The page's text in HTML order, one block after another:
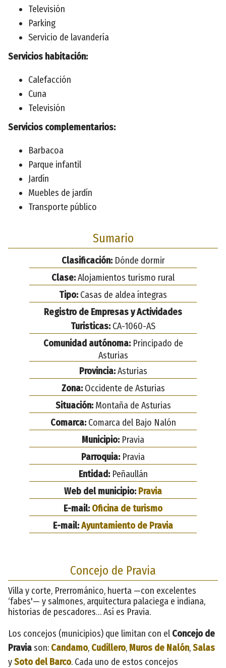
Televisión
Parking
Servicio de lavandería
Servicios habitación:
Calefacción
Cuna
Televisión
Servicios complementarios:
Barbacoa
Parque infantil
Jardín
Muebles de jardín
Transporte público
Sumario
Clasificación:Dónde dormir
Clase:Alojamientos turismo rural
Tipo: Casas de aldea íntegras
Registro de Empresas y Actividades
Turisticas: CA-1060-AS
Comunidad autónoma:Principado de
Asturias
Provincia:Asturias
Zona:Occidente de Asturias
Situación:Montaña de Asturias
Comarca:Comarca del Bajo Nalón
Municipio: Pravia
Parroquia: Pravia
Entidad:Peñaullán
Web del municipio: Pravia
E-mail: Oficina de turismo
E-mail:Ayuntamiento de Pravia
Concejo de Pravia
Villa y corte, Prerrománico, huerta —con excelentes
‘fabes'— y salmones, arquitectura palaciega e indiana,
historias de pescadores… Así es Pravia.
Los concejos (municipios) que limitan con el Concejo de
Praviason: Candamo, Cudillero, Muros de Nalón,Salas
ySoto del Barco. Cada uno de estos concejos